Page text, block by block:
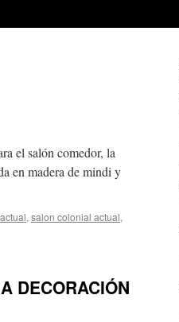
el salón comedor, la
en madera de mindi y
, salon colonial actual,
DECORACIÓN